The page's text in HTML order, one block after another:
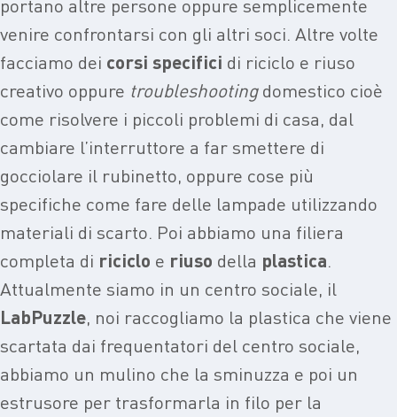
portano altre persone oppure semplicemente
venire confrontarsi con gli altri soci. Altre volte
facciamo dei corsi specifici di riciclo e riuso
creativo oppure troubleshootingdomestico cioè
come risolvere i piccoli problemi di casa, dal
cambiare l’interruttore a far smettere di
gocciolare il rubinetto, oppure cose più
specifiche come fare delle lampade utilizzando
materiali di scarto. Poi abbiamo una filiera
completa di riciclo e riuso della plastica.
Attualmente siamo in un centro sociale, il
LabPuzzle, noi raccogliamo la plastica che viene
scartata dai frequentatori del centro sociale,
abbiamo un mulino che la sminuzza e poi un
estrusore per trasformarla in filo per la